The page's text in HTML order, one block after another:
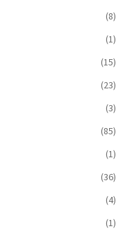
(8)
(1)
(15)
(23)
(3)
(85)
(1)
(36)
(4)
(1)